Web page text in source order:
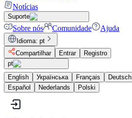
Notícias
Suporte
Sobre nós Comunidade Ajuda
Idioma: pt
Compartilhar
Entrar
Registro
pt
English
Українська Français Deutsch
Español
Nederlands Polski